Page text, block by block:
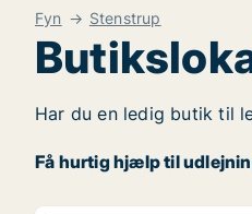
Fyn Stenstrup
Har du en ledig butik til
Få hurtig hjælp til